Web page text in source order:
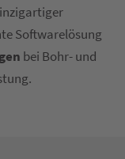
Softwarelösung
bei Bohr- und